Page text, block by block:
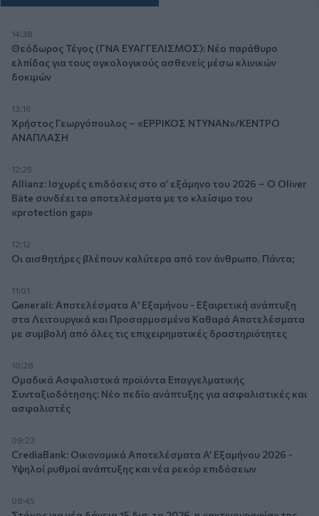
14:38
Θεόδωρος Τέγος (ΓΝΑ ΕΥΑΓΓΕΛΙΣΜΟΣ): Νέο παράθυρο
ελπίδας για τους ογκολογικούς ασθενείς μέσω κλινικών
δοκιμών
13:16
Χρήστος Γεωργόπουλος – «ΕΡΡΙΚΟΣ ΝΤΥΝΑΝ»/ΚΕΝΤΡΟ
ΑΝΑΠΛΑΣΗ
12:25
Allianz: Ισχυρές επιδόσεις στο α’ εξάμηνο του 2026 – Ο Oliver
Bäte συνδέει τα αποτελέσματα με το κλείσιμο του
«protection gap»
12:12
Οι αισθητήρες βλέπουν καλύτερα από τον άνθρωπο. Πάντα;
11:01
Generali: Αποτελέσματα Α' Εξαμήνου - Εξαιρετική ανάπτυξη
στα Λειτουργικά και Προσαρμοσμένα Καθαρά Αποτελέσματα
με συμβολή από όλες τις επιχειρηματικές δραστηριότητες
10:28
Ομαδικά Ασφαλιστικά προϊόντα Επαγγελματικής
Συνταξιοδότησης: Νέο πεδίο ανάπτυξης για ασφαλιστικές και
ασφαλιστές
09:23
CrediaBank: Οικονομικά Αποτελέσματα A’ Εξαμήνου 2026 -
Υψηλοί ρυθμοί ανάπτυξης και νέα ρεκόρ επιδόσεων
08:45